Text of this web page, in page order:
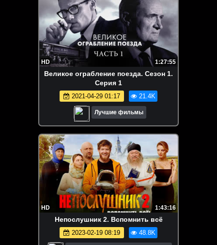
HD 1:27:55
Великое ограбление поезда. Сезон 1.
Серия 1
2021-04-29 01:17 21.4K
Лучшие фильмы
HD 1:43:16
Непослушник 2. Вспомнить всё
2023-02-19 08:19 48.8K